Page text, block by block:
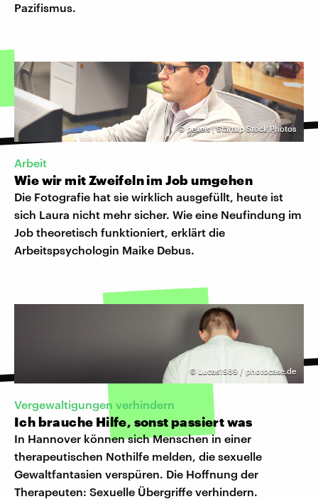
Pazifismus.
©pexels | Startup Stock Photos
Arbeit
Wie wir mit Zweifeln im Job umgehen
Die Fotografie hat sie wirklich ausgefüllt, heute ist
sich Laura nicht mehr sicher. Wie eine Neufindung im
Job theoretisch funktioniert, erklärt die
Arbeitspsychologin Maike Debus.
© Lucas1989 / photocase.de
Vergewaltigungen verhindern
Ich brauche Hilfe, sonst passiert was
In Hannover können sich Menschen in einer
therapeutischen Nothilfe melden, die sexuelle
Gewaltfantasien verspüren. Die Hoffnung der
Therapeuten: Sexuelle Übergriffe verhindern.